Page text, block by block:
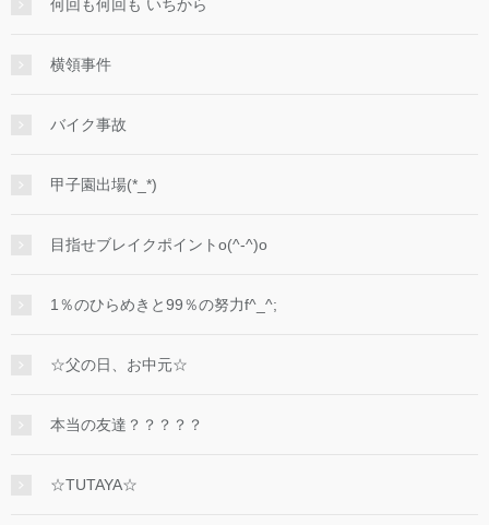
何回も何回も いちから
横領事件
バイク事故
甲子園出場(*_*)
目指せブレイクポイントo(^-^)o
1％のひらめきと99％の努力f^_^;
☆父の日、お中元☆
本当の友達？？？？？
☆TUTAYA☆